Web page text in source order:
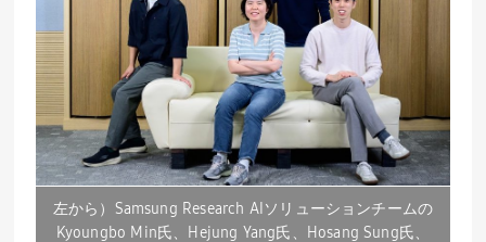
左から）Samsung Research AIソリューションチームの
Kyoungbo Min氏、Hejung Yang氏、Hosang Sung氏、